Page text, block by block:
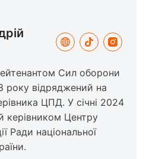
Сил оборони
року відряджений на
ЦПД. У січні 2024
керівником Центру
Ради національної